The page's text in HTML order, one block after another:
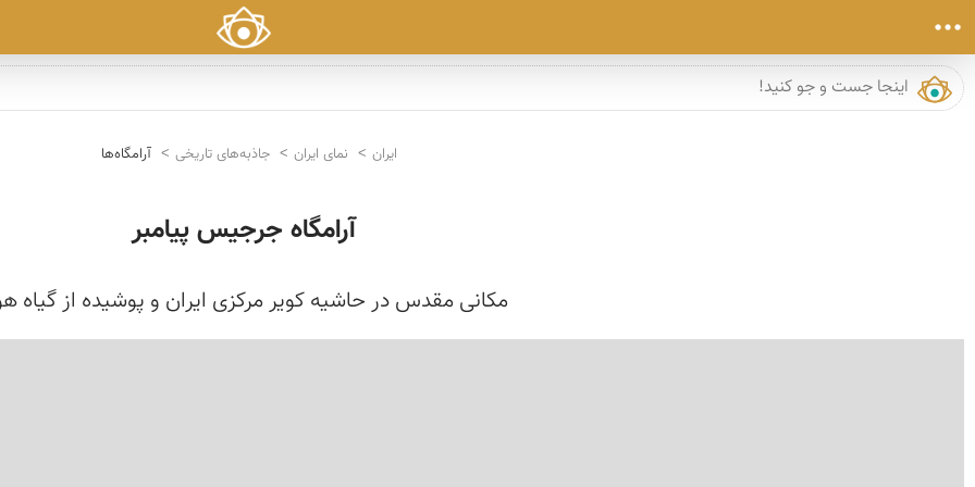
ایران نمای ایران جاذبه‌های تاریخی آرامگاه‌ها
آرامگاه جرجیس پیامبر
مکانی مقدس در حاشیه کویر مرکزی ایران و پوشیده از گیاه